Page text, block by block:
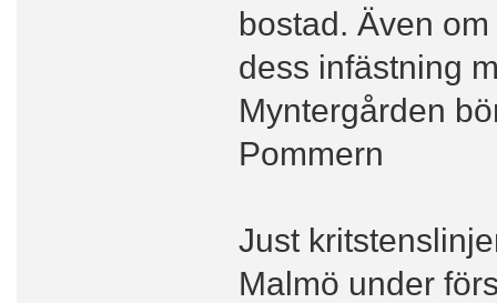
bostad. Även
dess infästning
Myntergården
Pommern
Just
Malmö under